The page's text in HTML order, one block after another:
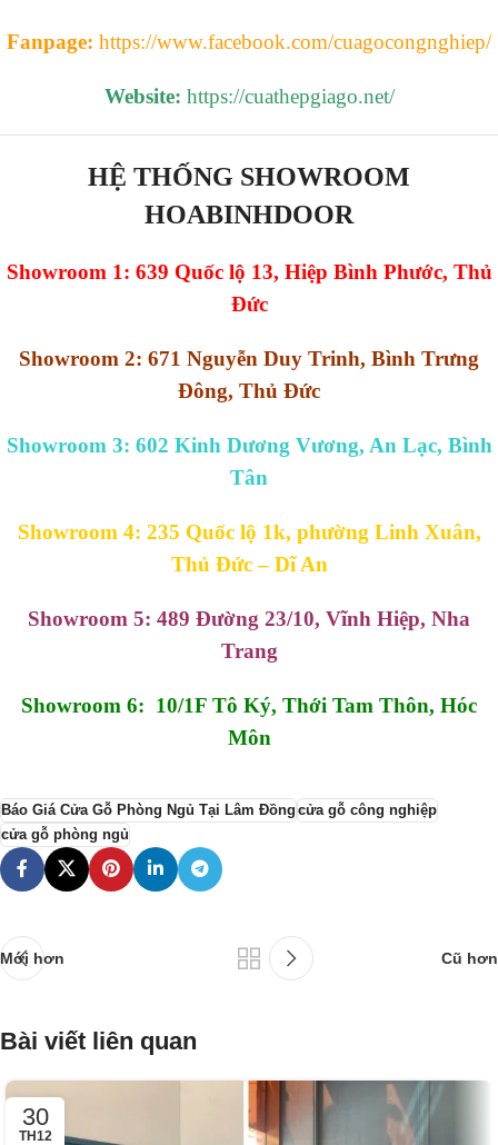
Fanpage: https://www.facebook.com/cuagocongnghiep/
Website: https://cuathepgiago.net/
HỆ THỐNG SHOWROOM
HOABINHDOOR
Showroom 1: 639 Quốc lộ 13, Hiệp Bình Phước, Thủ
Đức
Showroom 2: 671 Nguyễn Duy Trinh, Bình Trưng
Đông, Thủ Đức
Showroom 3: 602 Kinh Dương Vương, An Lạc, Bình
Tân
Showroom 4: 235 Quốc lộ 1k, phường Linh Xuân,
Thủ Đức – Dĩ An
Showroom 5: 489 Đường 23/10, Vĩnh Hiệp, Nha
Trang
Showroom 6: 10/1F Tô Ký, Thới Tam Thôn, Hóc
Môn
Báo Giá Cửa Gỗ Phòng Ngủ Tại Lâm Đồng cửa gỗ công nghiệp
cửa gỗ phòng ngủ
Mới hơn Cũ hơn
Bài viết liên quan
30
TH12